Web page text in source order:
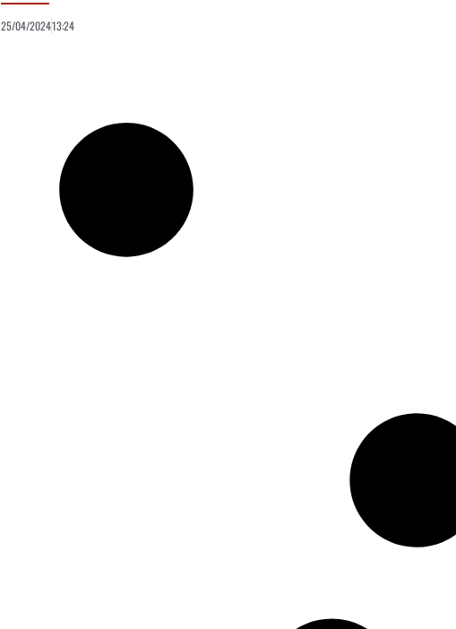
25/04/202413:24